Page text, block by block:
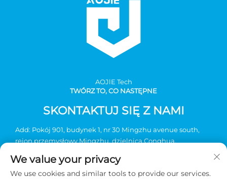
AOJlE Tech
TWÓRZ TO, CO NASTĘPNE
SKONTAKTUJ SIĘ Z NAMI
Add: Pokój 901, budynek 1, nr 30 Mingzhu avenue south,
rejon przemysłowy Mingzhu, dzielnica Conghua,
+86-2036031688 nr wewnętrzny 8048
We value your privacy
We use cookies and similar tools to provide our services.